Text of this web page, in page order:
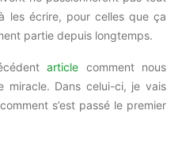
les écrire, pour celles que ça
partie depuis longtemps.
article comment nous
miracle. Dans celui-ci, je vais
s’est passé le premier